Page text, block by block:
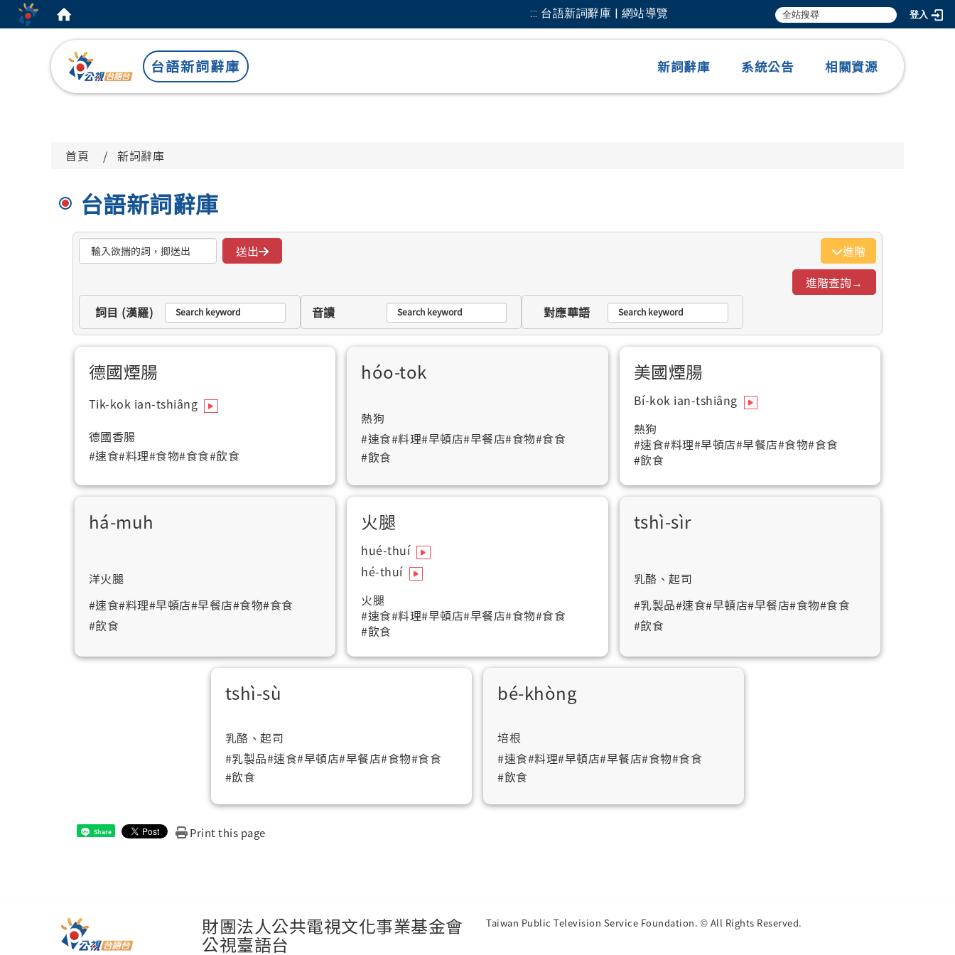
::: 台語新詞辭庫 | 網站導覽 登入
台語新詞辭庫
:::
新詞辭庫 系統公告 相關資源
首頁 新詞辭庫
台語新詞辭庫
整合搜尋 送出 進階
詞目 (漢羅) 音讀 對應華語
進階查詢→
德國煙腸
Tik-kok ian-tshiâng
德國香腸
#速食#料理#食物#食食#飲食
hóo-tok
熱狗
#速食#料理#早頓店#早餐店#食物#食食
#飲食
美國煙腸
Bí-kok ian-tshiâng
熱狗
#速食#料理#早頓店#早餐店#食物#食食
#飲食
há-muh
洋火腿
#速食#料理#早頓店#早餐店#食物#食食
#飲食
火腿
hué-thuí
hé-thuí
火腿
#速食#料理#早頓店#早餐店#食物#食食
#飲食
tshì-sìr
乳酪、起司
#乳製品#速食#早頓店#早餐店#食物#食食
#飲食
tshì-sù
乳酪、起司
#乳製品#速食#早頓店#早餐店#食物#食食
#飲食
bé-khòng
培根
#速食#料理#早頓店#早餐店#食物#食食
#飲食
Share Print this page
財團法人公共電視文化事業基金會
公視臺語台
Taiwan Public Television Service Foundation. © All Rights Reserved.